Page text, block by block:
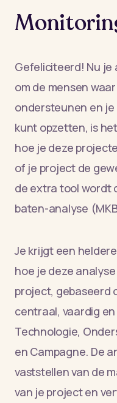
Gefeliciteerd! Nu je
om de mensen
ondersteunen en
kunt opzetten, is
hoe je deze
of je project de
de extra tool wordt
baten-analyse
Je krijgt een
hoe je deze
project, gebaseerd
centraal, vaardig
Technologie,
en Campagne. De
vaststellen van de
van je project en